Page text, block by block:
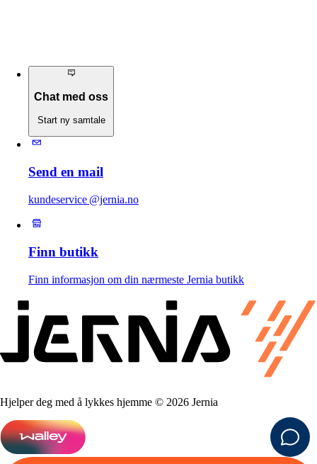
Chat med oss
Start ny samtale
Send en mail
kundeservice @jernia.no
Finn butikk
Finn informasjon om din nærmeste Jernia butikk
Hjelper deg med å lykkes hjemme © 2026 Jernia